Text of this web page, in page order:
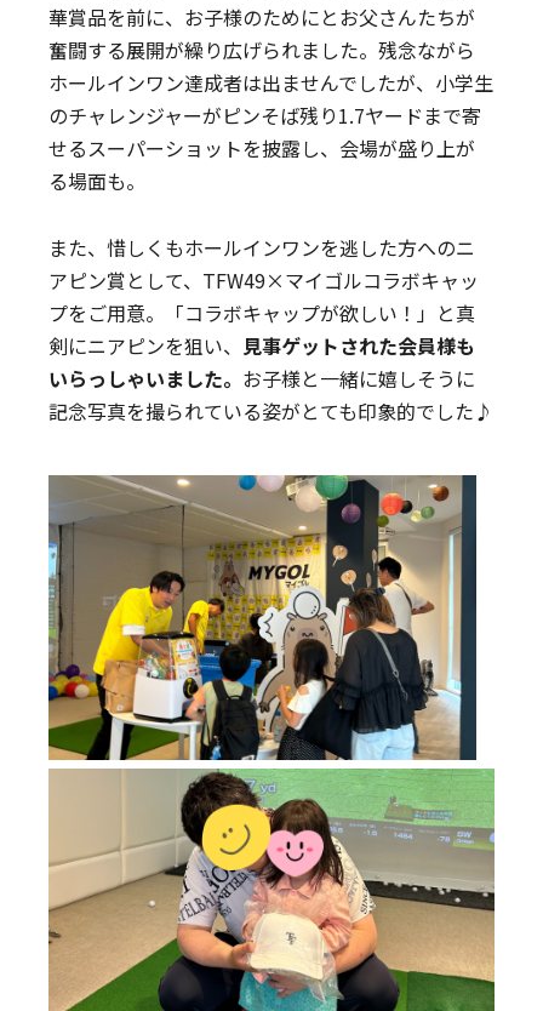
華賞品を前に、お子様のためにとお父さんたちが
奮闘する展開が繰り広げられました。残念ながら
ホールインワン達成者は出ませんでしたが、小学生
のチャレンジャーがピンそば残り1.7ヤードまで寄
せるスーパーショットを披露し、会場が盛り上が
る場面も。
また、惜しくもホールインワンを逃した方へのニ
アピン賞として、TFW49×マイゴルコラボキャッ
プをご用意。「コラボキャップが欲しい！」と真
剣にニアピンを狙い、 見事ゲットされた会員様も
いらっしゃいました。 お子様と一緒に嬉しそうに
記念写真を撮られている姿がとても印象的でした♪